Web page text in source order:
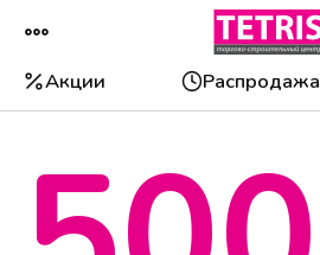
Акции Распродажа